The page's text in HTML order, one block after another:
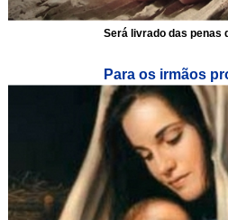
Será livrado das penas
Para os irmãos